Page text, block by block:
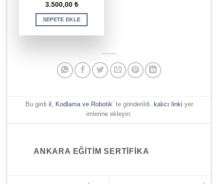
3.500,00 ₺
SEPETE EKLE
Bu girdi il , Kodlama ve Robotik’ te gönderildi. kalıcı linki yer
imlerine ekleyin.
ANKARA EĞITIM SERTIFIKA